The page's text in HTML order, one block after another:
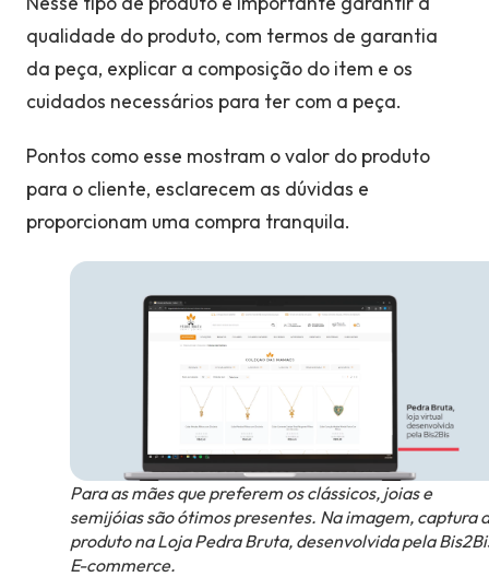
qualidade do produto, com termos de garantia
da peça, explicar a composição do item e os
cuidados necessários para ter com a peça.
Pontos como esse mostram o valor do produto
para o cliente, esclarecem as dúvidas e
proporcionam uma compra tranquila.
Para as mães que preferem os clássicos, joias e
semijóias são ótimos presentes. Na imagem, captura
produto na Loja Pedra Bruta, desenvolvida pela
E-commerce.